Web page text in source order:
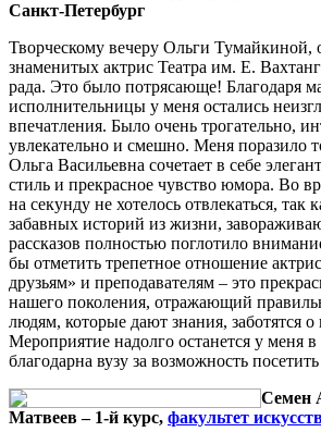
Санкт-Петербург
Творческому вечеру Ольги Тумайкиной,
знаменитых актрис Театра им. Е.
рада. Это было потрясающе! Благодаря
исполнительницы у меня остались
впечатления. Было очень трогательно,
увлекательно и смешно. Меня поразило
Ольга Васильевна сочетает в себе
стиль и прекрасное чувство юмора. Во
на секунду не хотелось отвлекаться, так
забавных историй из жизни,
рассказов полностью поглотило
бы отметить трепетное отношение
друзьям» и преподавателям – это
нашего поколения, отражающий
людям, которые дают знания, заботятся
Мероприятие надолго останется у меня
благодарна вузу за возможность посетить
Семен
Матвеев – 1-й курс, факультет